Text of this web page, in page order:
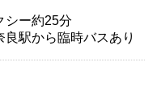
ー約25分
から臨時バスあり